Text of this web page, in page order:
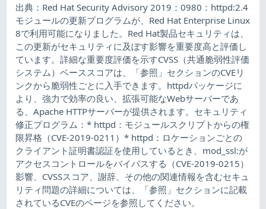
出典：Red Hat Security Advisory 2019：0980：httpd:2.4
モジュールの更新プログラムが、Red Hat Enterprise Linux
8で利用可能になりました。Red Hat製品セキュリティは、
この更新がセキュリティに及ぼす影響を重要度高と評価し
ています。詳細な重要度評価を示すCVSS（共通脆弱性評価
システム）ベーススコアは、「参照」セクションのCVEリ
ンクから脆弱性ごとに入手できます。httpdパッケージに
より、強力で効率の良い、拡張可能なWebサーバーであ
る、Apache HTTPサーバーが提供されます。セキュリティ
修正プログラム：* httpd：モジュールスクリプトからの権
限昇格（CVE-2019-0211）* httpd：ロケーションごとの
クライアント証明書認証を使用しているとき、mod_ssl:が
アクセスコントロールをバイパスする（CVE-2019-0215）
影響、CVSSスコア、謝辞、その他の関連情報を含むセキュ
リティ問題の詳細については、「参照」セクションに記載
されているCVEのページを参照してください。